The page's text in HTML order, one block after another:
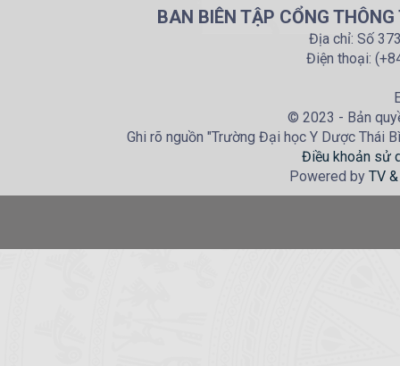
BAN BIÊN TẬP CỔNG
Địa chỉ: Số
Điện thoại:
© 2023 - Bản
Ghi rõ nguồn "Trường Đại học Y Dược Thái
Điều khoản sử
Powered by TV